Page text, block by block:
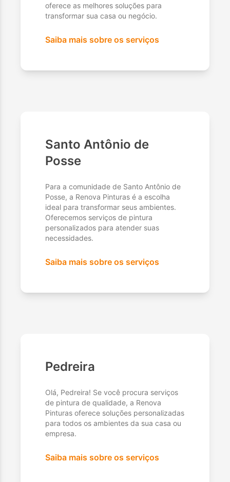
oferece as melhores soluções para
transformar sua casa ou negócio.
Saiba mais sobre os serviços
Santo Antônio de
Posse
Para a comunidade de Santo Antônio de
Posse, a Renova Pinturas é a escolha
ideal para transformar seus ambientes.
Oferecemos serviços de pintura
personalizados para atender suas
necessidades.
Saiba mais sobre os serviços
Pedreira
Olá, Pedreira! Se você procura serviços
de pintura de qualidade, a Renova
Pinturas oferece soluções personalizadas
para todos os ambientes da sua casa ou
empresa.
Saiba mais sobre os serviços